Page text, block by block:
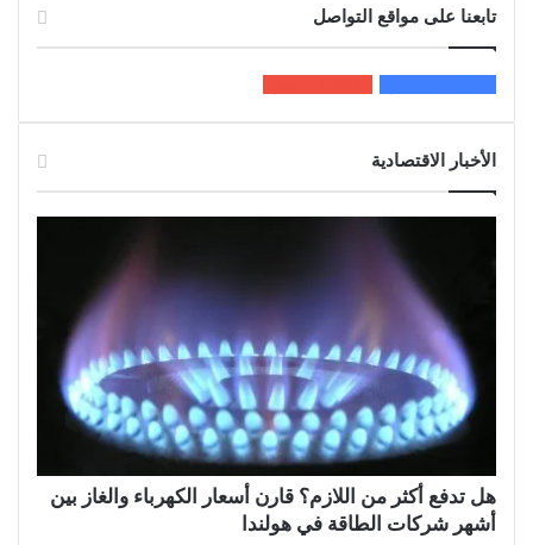
تابعنا على مواقع التواصل
الأخبار الاقتصادية
هل تدفع أكثر من اللازم؟ قارن أسعار الكهرباء والغاز بين
أشهر شركات الطاقة في هولندا